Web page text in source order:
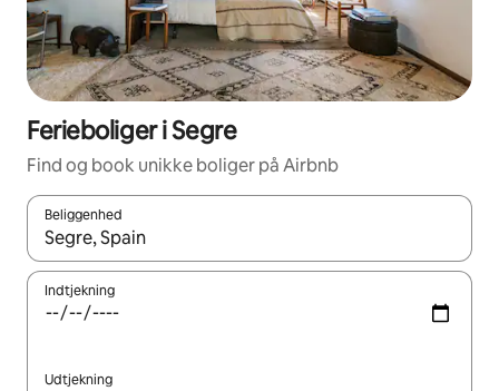
Ferieboliger i Segre
Find og book unikke boliger på Airbnb
Beliggenhed
Når resultaterne er tilgængelige, skal du navigere med
Indtjekning
Udtjekning